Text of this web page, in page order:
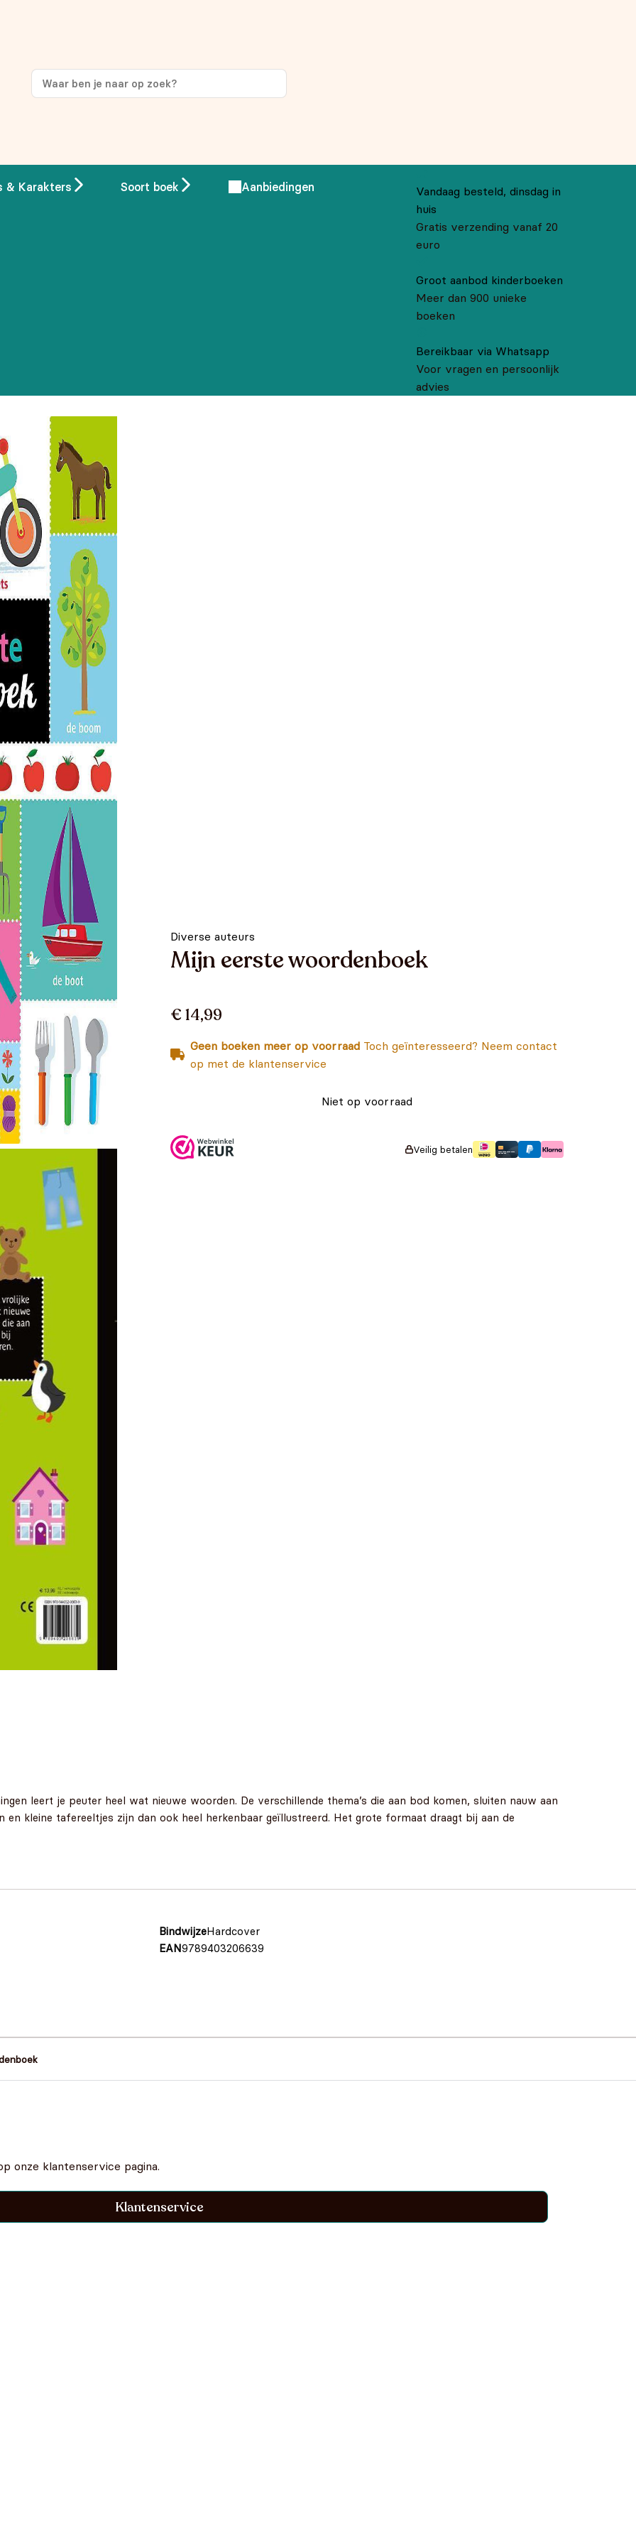
& Karakters Soort boek Aanbiedingen
Vandaag besteld, dinsdag in
huis
Gratis verzending vanaf 20
euro
Groot aanbod kinderboeken
Meer dan 900 unieke
boeken
Bereikbaar via Whatsapp
Voor vragen en persoonlijk
advies
Diverse auteurs
Mijn eerste woordenboek
€ 14,99
Geen boeken meer op voorraad Toch geïnteresseerd? Neem contact
op met de klantenservice
Niet op voorraad
Veilig betalen
leert je peuter heel wat nieuwe woorden. De verschillende thema’s die aan bod komen, sluiten nauw aan
en kleine tafereeltjes zijn dan ook heel herkenbaar geïllustreerd. Het grote formaat draagt bij aan de
BindwijzeHardcover
EAN9789403206639
onze klantenservice pagina.
Klantenservice
op je eerste aankoop!